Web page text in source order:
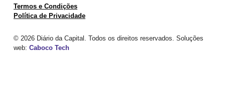
© 2026 Diário da Capital. Todos os direitos reservados. Soluções
web: Caboco Tech
Termos e Condições
Política de Privacidade